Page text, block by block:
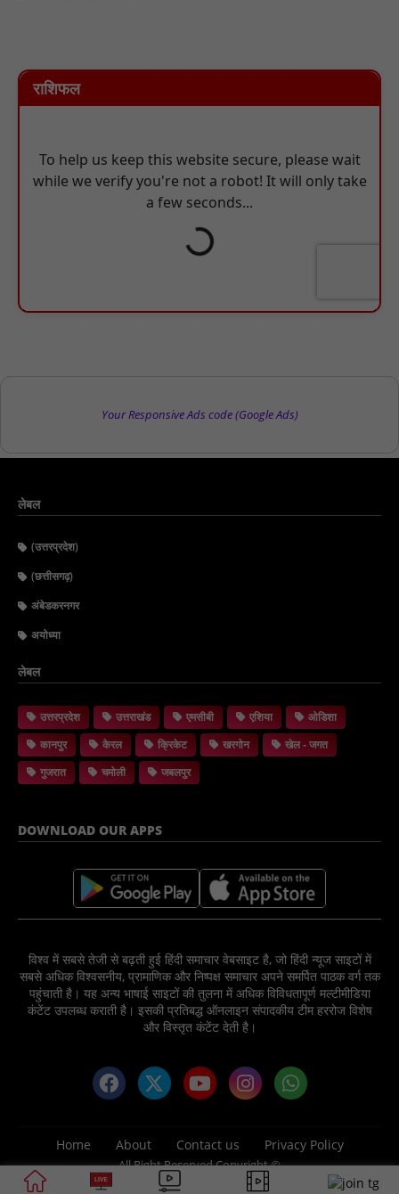
राशिफल
Your Responsive Ads code (Google Ads)
लेबल
(उत्तरप्रदेश)
(छत्तीसगढ़)
अंबेडकरनगर
अयोध्या
लेबल
उत्तरप्रदेश उत्तराखंड एमसीबी एशिया
ओडिशा
कानपुर
केरल क्रिकेट खरगोन
खेल - जगत
गुजरात
चमोली जबलपुर
DOWNLOAD OUR APPS
विश्व में सबसे तेजी से बढ़ती हुई हिंदी समाचार वेबसाइट है, जो हिंदी न्यूज साइटों में
सबसे अधिक विश्वसनीय, प्रामाणिक और निष्पक्ष समाचार अपने समर्पित पाठक वर्ग तक
पहुंचाती है। यह अन्य भाषाई साइटों की तुलना में अधिक विविधतापूर्ण मल्टीमीडिया
कंटेंट उपलब्ध कराती है। इसकी प्रतिबद्ध ऑनलाइन संपादकीय टीम हररोज विशेष
और विस्तृत कंटेंट देती है।
Home About Contact us Privacy Policy
All Right Reserved Copyright ©
2025 News Nation 81 Media Group